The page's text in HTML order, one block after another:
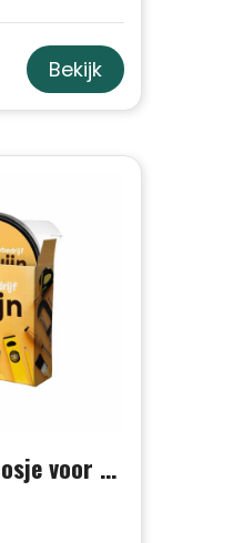
Bekijk
Full colour doosje voor screwmagnet